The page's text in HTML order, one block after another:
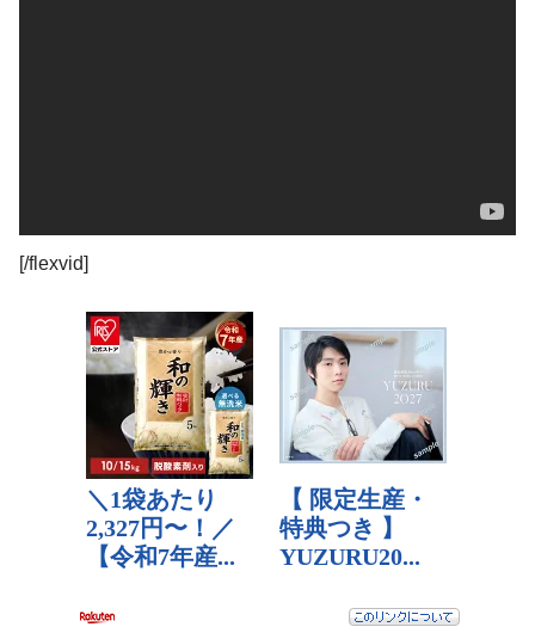
[/flexvid]